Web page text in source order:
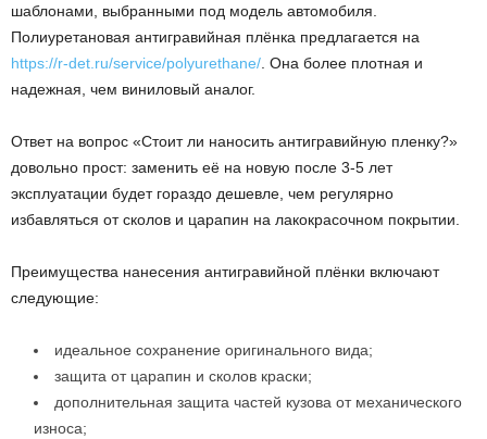
шаблонами, выбранными под модель автомобиля.
Полиуретановая антигравийная плёнка предлагается на
https://r-det.ru/service/polyurethane/ . Она более плотная и
надежная, чем виниловый аналог.
Ответ на вопрос «Стоит ли наносить антигравийную пленку?»
довольно прост: заменить её на новую после 3-5 лет
эксплуатации будет гораздо дешевле, чем регулярно
избавляться от сколов и царапин на лакокрасочном покрытии.
Преимущества нанесения антигравийной плёнки включают
следующие:
идеальное сохранение оригинального вида;
защита от царапин и сколов краски;
дополнительная защита частей кузова от механического
износа;